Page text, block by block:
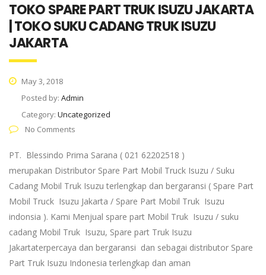
TOKO SPARE PART TRUK ISUZU JAKARTA
| TOKO SUKU CADANG TRUK ISUZU
JAKARTA
May 3, 2018
Posted by: Admin
Category: Uncategorized
No Comments
PT. Blessindo Prima Sarana ( 021 62202518 )
merupakan Distributor Spare Part Mobil Truck Isuzu / Suku
Cadang Mobil Truk Isuzu terlengkap dan bergaransi ( Spare Part
Mobil Truck Isuzu Jakarta / Spare Part Mobil Truk Isuzu
indonsia ). Kami Menjual spare part Mobil Truk Isuzu / suku
cadang Mobil Truk Isuzu, Spare part Truk Isuzu
Jakartaterpercaya dan bergaransi dan sebagai distributor Spare
Part Truk Isuzu Indonesia terlengkap dan aman